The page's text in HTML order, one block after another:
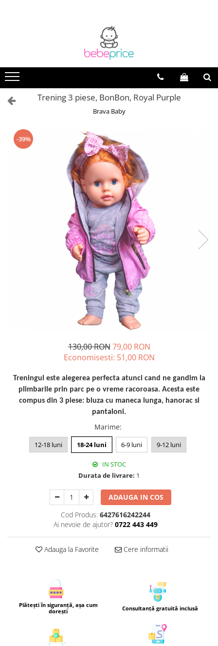
Centuri abdominale postnatale
Lenjerie modelatoare
Sutiene pentru alaptare
Costume de baie
Lenjerii patut & Paturici
Seturi maternitate nou nascut
Genti Maternitate & Port Bebe
Alimentatie bebe & Accesorii
hranire
Articole siguranta bebe
Activitati in aer liber & Vacanta
Trening 3 piese, BonBon, Royal Purple
Brava Baby
-39%
130,00 RON 79,00 RON
Economisesti: 51,00 RON
Treningul este alegerea perfecta atunci cand ne gandim la
plimbarile prin parc pe o vreme racoroasa. Acesta este
compus din 3 piese: bluza cu maneca lunga, hanorac si
pantaloni.
Marime:
12-18 luni 18-24 luni 6-9 luni 9-12 luni
IN STOC
Durata de livrare: 1
ADAUGA IN COS
Cod Produs: 6427616242244
Ai nevoie de ajutor? 0722 443 449
Adauga la Favorite Cere informatii
Plătești în siguranță, așa cum
dorești
Consultanță gratuită inclusă